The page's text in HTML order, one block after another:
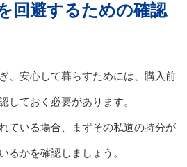
回避するための確認
、安心して暮らすためには、購入前
しておく必要があります。
ている場合、まずその私道の持分が
るかを確認しましょう。